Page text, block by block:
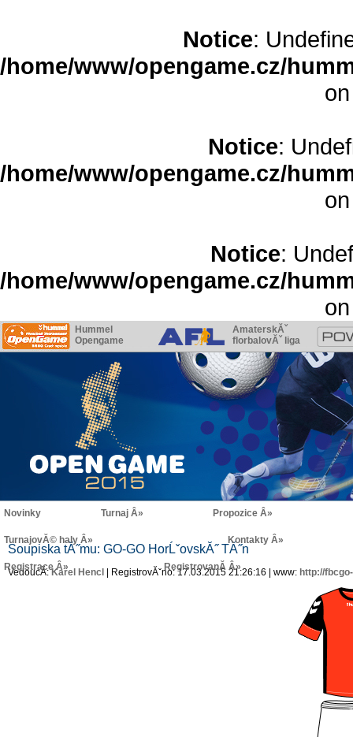
Notice:
/home/www/opengame.cz/
Notice:
/home/www/opengame.cz/
Notice:
/home/www/opengame.cz/
Hummel
Opengame
AmaterskĂˇ
florbalovĂˇ liga
Novinky Turnaj Propozice
TurnajovĂ© haly Kontakty
Registrace RegistrovanĂ­
Soupiska tĂ˝mu: GO-GO HorĹˇovskĂ˝ TĂ˝n
VedoucĂ­:Karel Hencl | RegistrovĂˇno: 17.03.2015 21:26:16 | www: http://